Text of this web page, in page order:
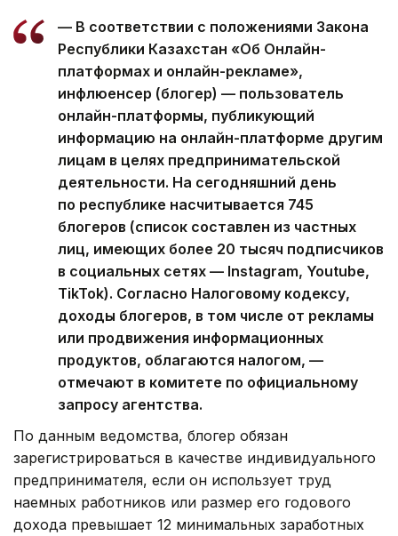
— В соответствии с положениями Закона
Республики Казахстан «Об Онлайн-
платформах и онлайн-рекламе»,
инфлюенсер (блогер) — пользователь
онлайн-платформы, публикующий
информацию на онлайн-платформе другим
лицам в целях предпринимательской
деятельности. На сегодняшний день
по республике насчитывается 745
блогеров (список составлен из частных
лиц, имеющих более 20 тысяч подписчиков
в социальных сетях — Instagram, Youtube,
TikTok). Согласно Налоговому кодексу,
доходы блогеров, в том числе от рекламы
или продвижения информационных
продуктов, облагаются налогом, —
отмечают в комитете по официальному
запросу агентства.
По данным ведомства, блогер обязан
зарегистрироваться в качестве индивидуального
предпринимателя, если он использует труд
наемных работников или размер его годового
дохода превышает 12 минимальных заработных